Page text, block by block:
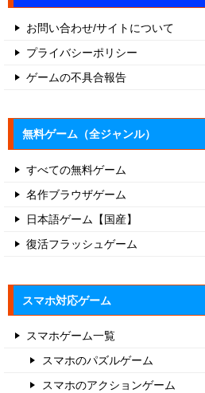
お問い合わせ/サイトについて
プライバシーポリシー
ゲームの不具合報告
無料ゲーム（全ジャンル）
すべての無料ゲーム
名作ブラウザゲーム
日本語ゲーム【国産】
復活フラッシュゲーム
スマホ対応ゲーム
スマホゲーム一覧
スマホのパズルゲーム
スマホのアクションゲーム